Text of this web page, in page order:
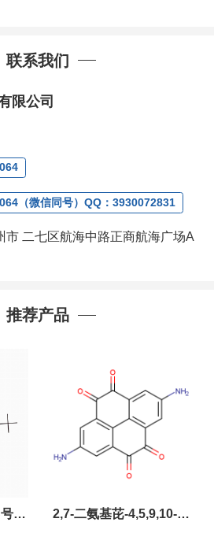
74-2
：152.19
实验室和中试车间，店铺内只有部分
品也可咨询定制！
格等请直接联系：
/ 0371-63377391
， QQ：3930072831 (欢迎致
联系)
题，全额退款，并承担所有运费，欢
好,售后服务更好!!选择阿尔法（威
半功倍!!!
现货产品，同类也均可提供，有需要
联系我们
限公司
（微信同号）QQ：3930072831
市 二七区航海中路正商航海广场A
推荐产品
2,7-二氨基芘-4,5,9,10-四